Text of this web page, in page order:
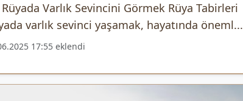
Varlık Sevincini Görmek Rüya Tabirleri
varlık sevinci yaşamak, hayatında öneml...
17:55 eklendi